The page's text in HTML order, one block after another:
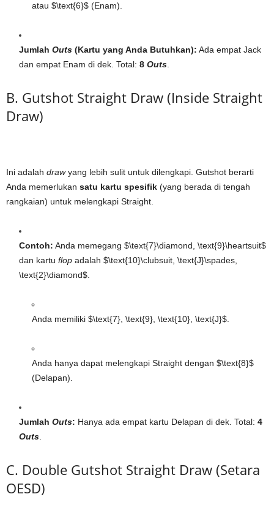
atau $\text{6}$ (Enam).
Jumlah Outs (Kartu yang Anda Butuhkan): Ada empat Jack
dan empat Enam di dek. Total: 8 Outs
B. Gutshot Straight Draw (Inside Straight
Draw)
Ini adalah drawyang lebih sulit untuk dilengkapi. Gutshot berarti
Anda memerlukan satu kartu spesifik (yang berada di tengah
rangkaian) untuk melengkapi Straight.
Contoh: Anda memegang $\text{7}\diamond, \text{9}\heartsuit$
dan kartu flop adalah $\text{10}\clubsuit, \text{J}\spades,
\text{2}\diamond$
Anda memiliki $\text{7}, \text{9}, \text{10}, \text{J}$
Anda hanya dapat melengkapi Straight dengan $\text{8}$
(Delapan).
Jumlah Outs: Hanya ada empat kartu Delapan di dek. Total: 4
Outs
C. Double Gutshot Straight Draw (Setara
OESD)